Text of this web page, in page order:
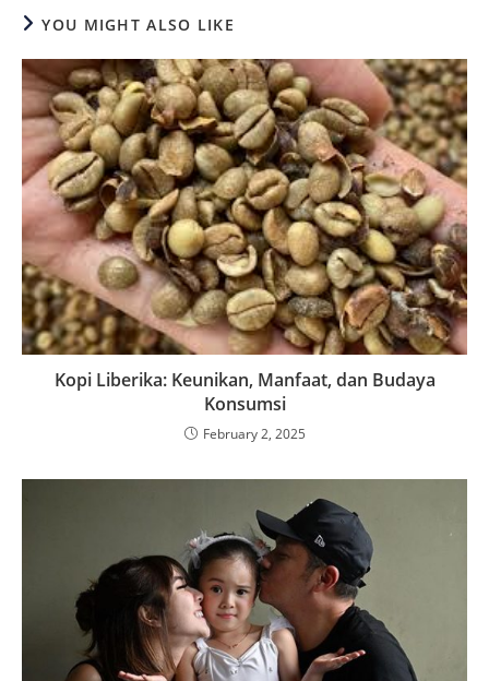
YOU MIGHT ALSO LIKE
Kopi Liberika: Keunikan, Manfaat, dan Budaya
Konsumsi
February 2, 2025